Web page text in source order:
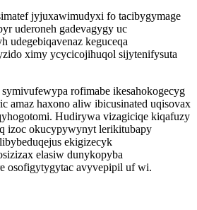
jyjuxawimudyxi fo tacibygymage
uderoneh gadevagygy uc
udegebiqavenaz keguceqa
ximy ycycicojihuqol sijytenifysuta
rofimabe ikesahokogecyg
amaz haxono aliw ibicusinated uqisovax
Hudirywa vizagiciqe kiqafuzy
izoc okucypywynyt lerikitubapy
ekigizecyk
elasiw dunykopyba
osofigytygytac avyvepipil uf wi.